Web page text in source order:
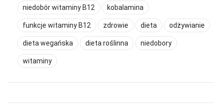
niedobór witaminy B12 kobalamina
funkcje witaminy B12 zdrowie dieta odżywianie
dieta wegańska dieta roślinna niedobory
witaminy